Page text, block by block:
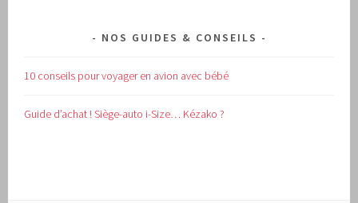
NOS GUIDES & CONSEILS
10 conseils pour voyager en avion avec bébé
Guide d’achat !Siège-auto i-Size… Kézako ?